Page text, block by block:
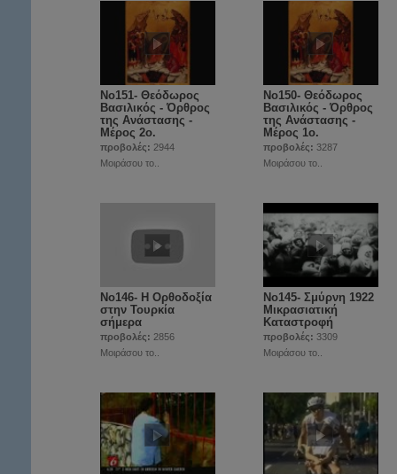
Νο151- Θεόδωρος
Βασιλικός - Όρθρος
της Ανάστασης -
Μέρος 2ο.
προβολές: 2944
Μοιράσου το..
Νο150- Θεόδωρος
Βασιλικός - Όρθρος
της Ανάστασης -
Μέρος 1ο.
προβολές: 3287
Μοιράσου το..
Νο146- Η Ορθοδοξία
στην Τουρκία
σήμερα
προβολές: 2856
Μοιράσου το..
Νο145- Σμύρνη 1922
Μικρασιατική
Καταστροφή
προβολές: 3309
Μοιράσου το..